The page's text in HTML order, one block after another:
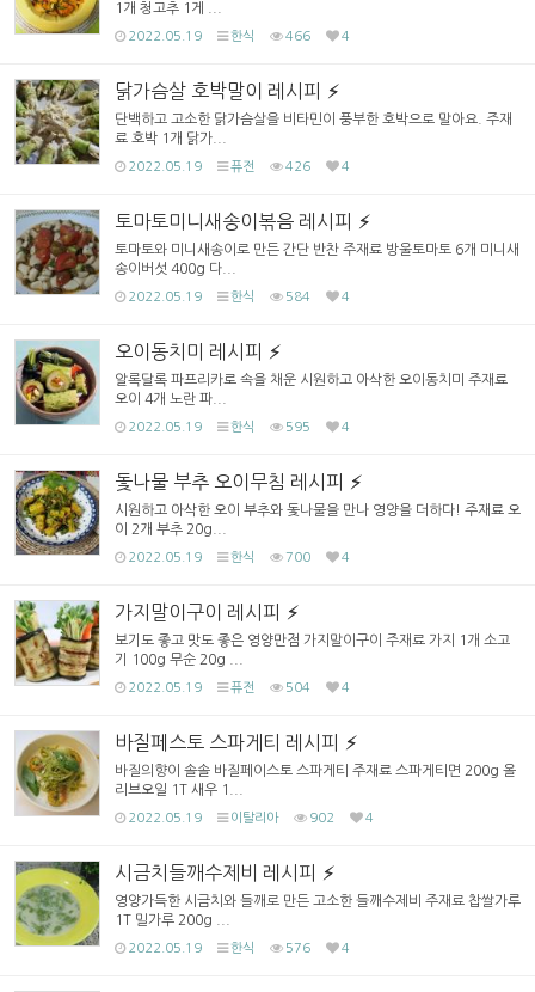
1개 청고추 1게 ...
2022.05.19 한식 466 4
닭가슴살 호박말이 레시피
단백하고 고소한 닭가슴살을 비타민이 풍부한 호박으로 말아요. 주재
료 호박 1개 닭가...
2022.05.19 퓨전 426 4
토마토미니새송이볶음 레시피
토마토와 미니새송이로 만든 간단 반찬 주재료 방울토마토 6개 미니새
송이버섯 400g 다...
2022.05.19 한식 584 4
오이동치미 레시피
알록달록 파프리카로 속을 채운 시원하고 아삭한 오이동치미 주재료
오이 4개 노란 파...
2022.05.19 한식 595 4
돛나물 부추 오이무침 레시피
시원하고 아삭한 오이 부추와 돛나물을 만나 영양을 더하다! 주재료 오
이 2개 부추 20g...
2022.05.19 한식 700 4
가지말이구이 레시피
보기도 좋고 맛도 좋은 영양만점 가지말이구이 주재료 가지 1개 소고
기 100g 무순 20g ...
2022.05.19 퓨전 504 4
바질페스토 스파게티 레시피
바질의향이 솔솔 바질페이스토 스파게티 주재료 스파게티면 200g 올
리브오일 1T 새우 1...
2022.05.19 이탈리아 902 4
시금치들깨수제비 레시피
영양가득한 시금치와 들깨로 만든 고소한 들깨수제비 주재료 찹쌀가루
1T 밀가루 200g ...
2022.05.19 한식 576 4